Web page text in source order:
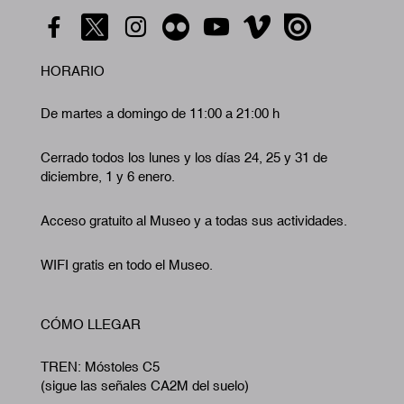
HORARIO
De martes a domingo de 11:00 a 21:00 h
Cerrado todos los lunes y los días 24, 25 y 31 de
diciembre, 1 y 6 enero.
Acceso gratuito al Museo y a todas sus actividades.
WIFI gratis en todo el Museo.
CÓMO LLEGAR
TREN: Móstoles C5
(sigue las señales CA2M del suelo)